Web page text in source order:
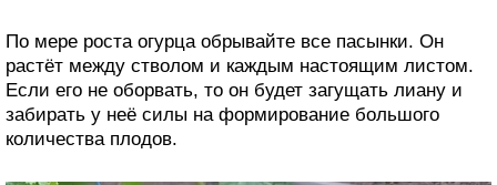
По мере роста огурца обрывайте все пасынки. Он
растёт между стволом и каждым настоящим листом.
Если его не оборвать, то он будет загущать лиану и
забирать у неё силы на формирование большого
количества плодов.